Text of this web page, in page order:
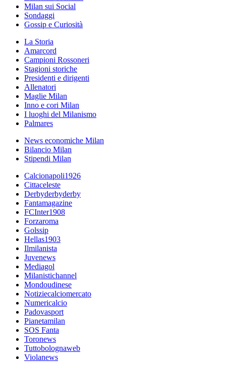
Milan sui Social
Sondaggi
Gossip e Curiosità
La Storia
Amarcord
Campioni Rossoneri
Stagioni storiche
Presidenti e dirigenti
Allenatori
Maglie Milan
Inno e cori Milan
I luoghi del Milanismo
Palmares
News economiche Milan
Bilancio Milan
Stipendi Milan
Calcionapoli1926
Cittaceleste
Derbyderbyderby
Fantamagazine
FCInter1908
Forzaroma
Golssip
Hellas1903
Ilmilanista
Juvenews
Mediagol
Milanistichannel
Mondoudinese
Notiziecalciomercato
Numericalcio
Padovasport
Pianetamilan
SOS Fanta
Toronews
Tuttobolognaweb
Violanews